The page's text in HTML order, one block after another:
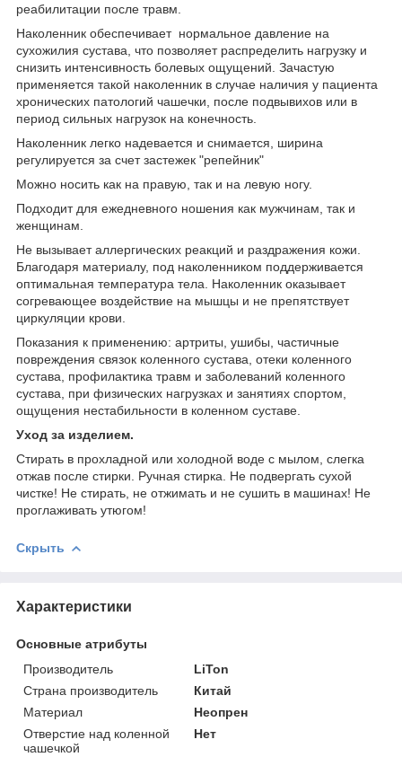
реабилитации после травм.
Наколенник обеспечивает нормальное давление на
сухожилия сустава, что позволяет распределить нагрузку и
снизить интенсивность болевых ощущений. Зачастую
применяется такой наколенник в случае наличия у пациента
хронических патологий чашечки, после подвывихов или в
период сильных нагрузок на конечность.
Наколенник легко надевается и снимается, ширина
регулируется за счет застежек "репейник"
Можно носить как на правую, так и на левую ногу.
Подходит для ежедневного ношения как мужчинам, так и
женщинам.
Не вызывает аллергических реакций и раздражения кожи.
Благодаря материалу, под наколенником поддерживается
оптимальная температура тела. Наколенник оказывает
согревающее воздействие на мышцы и не препятствует
циркуляции крови.
Показания к применению: артриты, ушибы, частичные
повреждения связок коленного сустава, отеки коленного
сустава, профилактика травм и заболеваний коленного
сустава, при физических нагрузках и занятиях спортом,
ощущения нестабильности в коленном суставе.
Уход за изделием.
Стирать в прохладной или холодной воде с мылом, слегка
отжав после стирки. Ручная стирка. Не подвергать сухой
чистке! Не стирать, не отжимать и не сушить в машинах! Не
проглаживать утюгом!
Скрыть
Характеристики
Основные атрибуты
Производитель
LiTon
Страна производитель
Китай
Материал
Неопрен
Отверстие над коленной
чашечкой
Нет